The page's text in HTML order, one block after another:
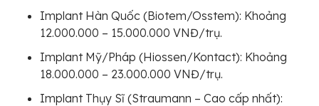
Implant Hàn Quốc (Biotem/Osstem): Khoảng
12.000.000 – 15.000.000 VNĐ/trụ.
Implant Mỹ/Pháp (Hiossen/Kontact): Khoảng
18.000.000 – 23.000.000 VNĐ/trụ.
Implant Thụy Sĩ (Straumann – Cao cấp nhất):